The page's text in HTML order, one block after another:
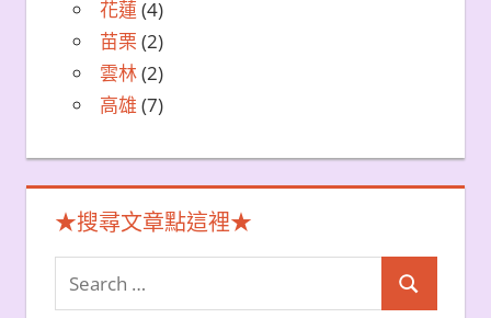
花蓮 (4)
苗栗 (2)
雲林(2)
高雄 (7)
★搜尋文章點這裡★
Search
for:
Search